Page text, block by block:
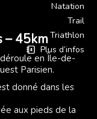
Natation
Trail
Triathlon
Plus d’infos
– 45km
déroule en Île-de-
Parisien.
donné dans les
aux pieds de la